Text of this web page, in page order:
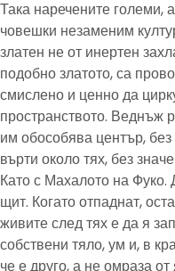
Така наречените големи,
човешки незаменим
златен не от инертен
подобно златото, са
смислено и ценно да
пространството. Веднъж
им обособява център,
върти около тях, без
Като с Махалото на Фуко.
щит. Когато отпаднат,
живите след тях е да я
собствени тяло, ум и, в
че е друго, а не омраза